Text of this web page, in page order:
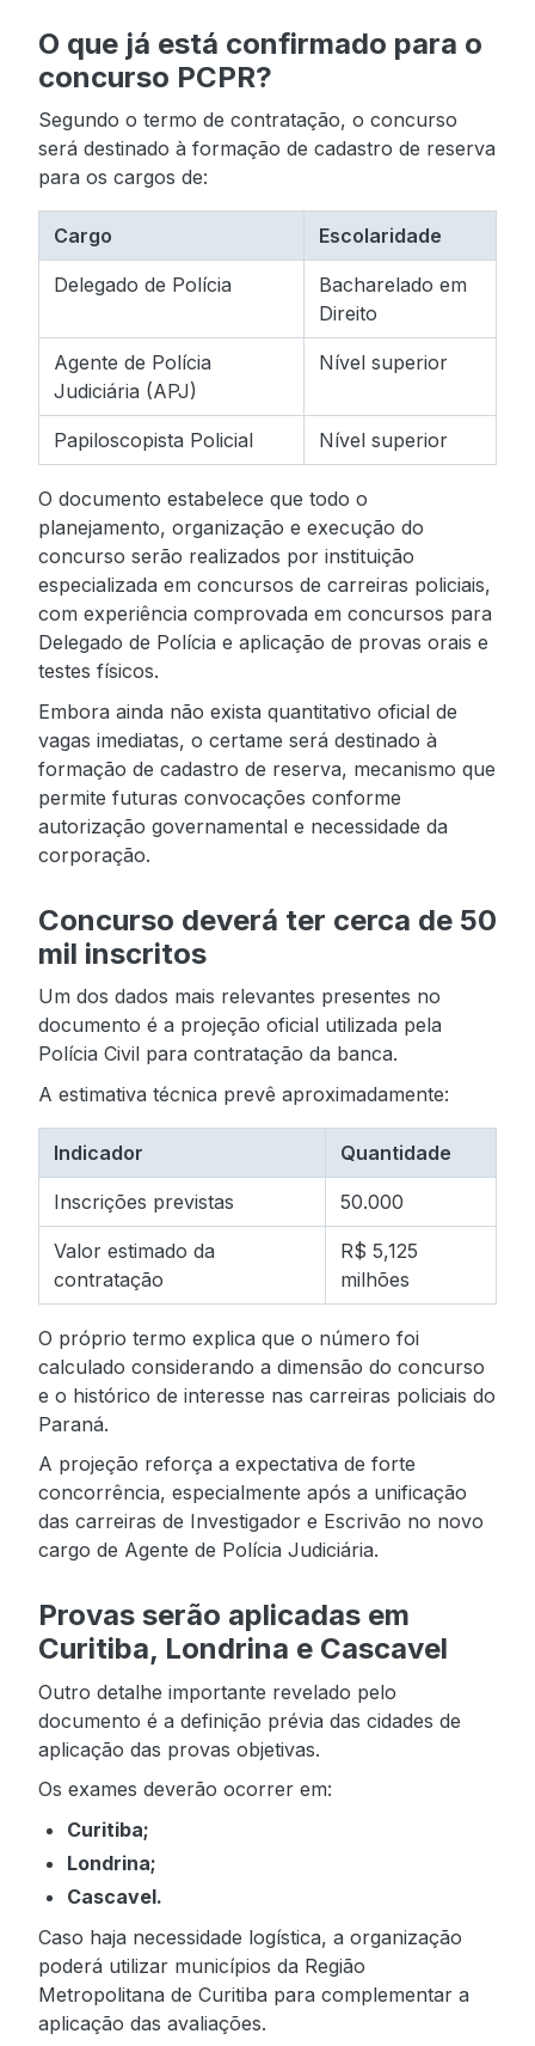
O que já está confirmado para o
concurso PCPR?
Segundo o termo de contratação, o concurso
será destinado à formação de cadastro de reserva
para os cargos de:
Cargo Escolaridade
Delegado de Polícia
Bacharelado em
Direito
Agente de Polícia
Judiciária (APJ)
Nível superior
Papiloscopista Policial Nível superior
O documento estabelece que todo o
planejamento, organização e execução do
concurso serão realizados por instituição
especializada em concursos de carreiras policiais,
com experiência comprovada em concursos para
Delegado de Polícia e aplicação de provas orais e
testes físicos.
Embora ainda não exista quantitativo oficial de
vagas imediatas, o certame será destinado à
formação de cadastro de reserva, mecanismo que
permite futuras convocações conforme
autorização governamental e necessidade da
corporação.
Concurso deverá ter cerca de 50
mil inscritos
Um dos dados mais relevantes presentes no
documento é a projeção oficial utilizada pela
Polícia Civil para contratação da banca.
A estimativa técnica prevê aproximadamente:
Indicador Quantidade
Inscrições previstas 50.000
Valor estimado da
contratação
R$ 5,125
milhões
O próprio termo explica que o número foi
calculado considerando a dimensão do concurso
e o histórico de interesse nas carreiras policiais do
Paraná.
A projeção reforça a expectativa de forte
concorrência, especialmente após a unificação
das carreiras de Investigador e Escrivão no novo
cargo de Agente de Polícia Judiciária.
Provas serão aplicadas em
Curitiba, Londrina e Cascavel
Outro detalhe importante revelado pelo
documento é a definição prévia das cidades de
aplicação das provas objetivas.
Os exames deverão ocorrer em:
Curitiba;
Londrina;
Cascavel.
Caso haja necessidade logística, a organização
poderá utilizar municípios da Região
Metropolitana de Curitiba para complementar a
aplicação das avaliações.